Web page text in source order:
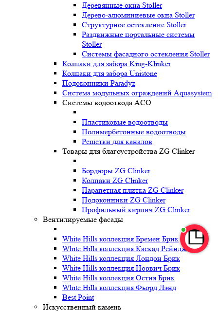
Деревянные окна Stoller
Дерево-алюминиевые окна Stoller
Структурное остекление Stoller
Раздвижные портальные системы
Stoller
Системы фасадного остекления Stoller
Колпаки для забора King-Klinker
Колпаки для забора Unistone
Подоконники Paradyz
Система модульных ограждений Aquasystem
Системы водоотвода ACO
Пластиковые водоотводы
Полимербетонные водоотводы
Решетки для каналов
Товары для благоустройства ZG Clinker
Бордюры ZG Clinker
Колпаки ZG Clinker
Парапетная плитка ZG Clinker
Подоконники ZG Clinker
Профильный кирпич ZG Clinker
Вентилируемые фасады
White Hills коллекция Бремен Брик
White Hills коллекция Каскад Рейндж
White Hills коллекция Лондон Брик
White Hills коллекция Норвич Брик
White Hills коллекция Остия Брик
White Hills коллекция Фьорд Лэнд
Best Point
Искусственный камень